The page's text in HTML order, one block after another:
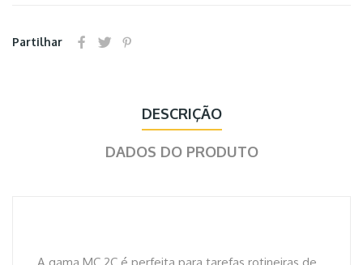
Partilhar
DESCRIÇÃO
DADOS DO PRODUTO
A gama MC 2C é perfeita para tarefas rotineiras de